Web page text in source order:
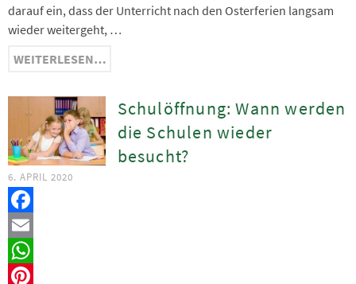
darauf ein, dass der Unterricht nach den Osterferien langsam
wieder weitergeht, …
WEITERLESEN…
Schulöffnung: Wann werden
die Schulen wieder
besucht?
6. APRIL 2020
Facebook
Email
WhatsApp